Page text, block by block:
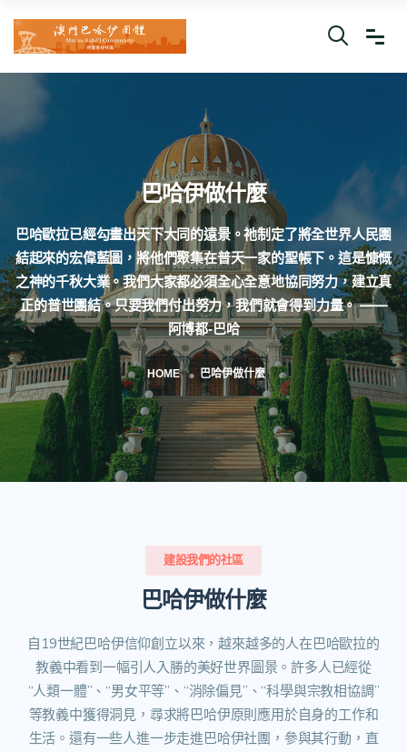
巴哈伊做什麼
巴哈歐拉已經勾畫出天下大同的遠景。祂制定了將全世界人民團
結起來的宏偉藍圖，將他們聚集在普天一家的聖帳下。這是慷慨
之神的千秋大業。我們大家都必須全心全意地協同努力，建立真
正的普世團結。只要我們付出努力，我們就會得到力量。 ——
阿博都‑巴哈
HOME 巴哈伊做什麼
建設我們的社區
巴哈伊做什麼​
自19世紀巴哈伊信仰創立以來，越來越多的人在巴哈歐拉的
教義中看到一幅引人入勝的美好世界圖景。許多人已經從
“人類一體”、“男女平等”、“消除偏見”、“科學與宗教相協調”
等教義中獲得洞見，尋求將巴哈伊原則應用於自身的工作和
生活。還有一些人進一步走進巴哈伊社團，參與其行動，直